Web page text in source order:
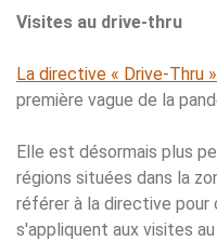
Visites au drive-thru
La directive « Drive-Thru
première vague de la
Elle est désormais plus
régions situées dans la
référer à la directive pour
s'appliquent aux visites